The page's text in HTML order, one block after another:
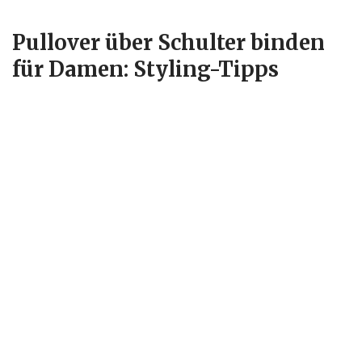
Pullover über Schulter binden
für Damen: Styling-Tipps